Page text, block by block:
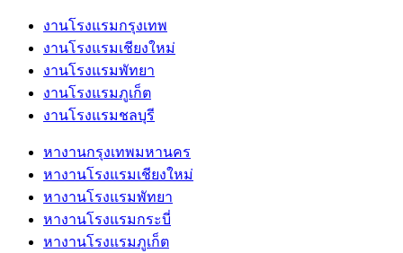
งานโรงแรมกรุงเทพ
งานโรงแรมเชียงใหม่
งานโรงแรมพัทยา
งานโรงแรมภูเก็ต
งานโรงแรมชลบุรี
หางานกรุงเทพมหานคร
หางานโรงแรมเชียงใหม่
หางานโรงแรมพัทยา
หางานโรงแรมกระบี่
หางานโรงแรมภูเก็ต